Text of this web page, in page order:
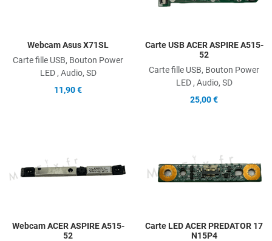
Quick View
Webcam Asus X71SL
Carte fille USB, Bouton Power
LED , Audio, SD
11,90 €
Carte USB ACER ASPIRE A515-
52
Carte fille USB, Bouton Power
LED , Audio, SD
25,00 €
Add to Compare
Webcam ACER ASPIRE A515-
52
Carte LED ACER PREDATOR 17
N15P4